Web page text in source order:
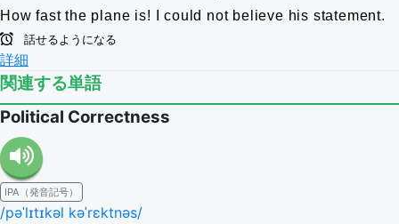
How fast the plane is!
I could not believe his statement.
話せるようになる
詳細
関連する単語
Political Correctness
IPA（発音記号）
/pəˈlɪtɪkəl kəˈrɛktnəs/